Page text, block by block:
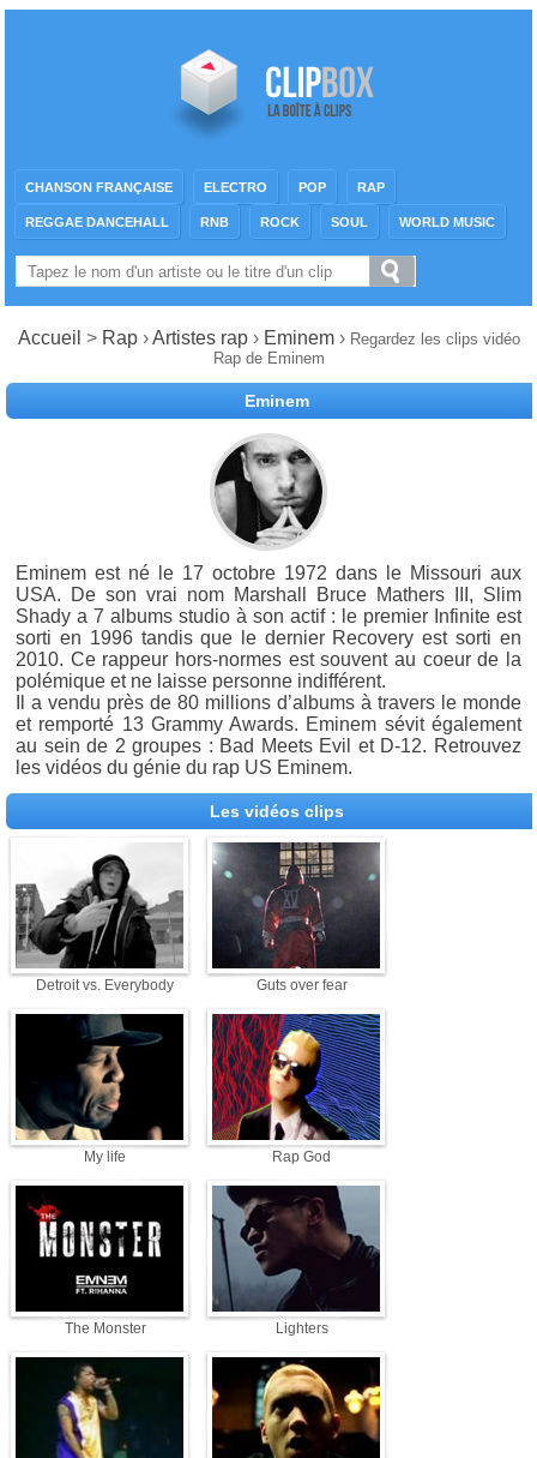
CHANSON FRANÇAISE ELECTRO POP RAP
REGGAE DANCEHALL RNB ROCK SOUL WORLD MUSIC
Accueil > Rap› Artistes rap› Eminem› Regardez les clips vidéo
Rap de Eminem
Eminem
Eminem est né le 17 octobre 1972 dans le Missouri aux
USA. De son vrai nom Marshall Bruce Mathers III, Slim
Shady a 7 albums studio à son actif : le premier Infinite est
sorti en 1996 tandis que le dernier Recovery est sorti en
2010. Ce rappeur hors-normes est souvent au coeur de la
polémique et ne laisse personne indifférent.
Il a vendu près de 80 millions d’albums à travers le monde
et remporté 13 Grammy Awards. Eminem sévit également
au sein de 2 groupes : Bad Meets Evil et D-12. Retrouvez
les vidéos du génie du rap US Eminem.
Les vidéos clips
Detroit vs. Everybody Guts over fear
My life Rap God
The Monster Lighters